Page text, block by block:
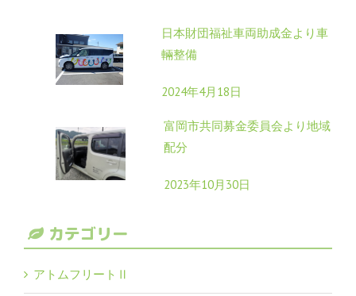
日本財団福祉車両助成金より車
輛整備
2024年4月18日
富岡市共同募金委員会より地域
配分
2023年10月30日
カテゴリー
アトムフリートⅡ